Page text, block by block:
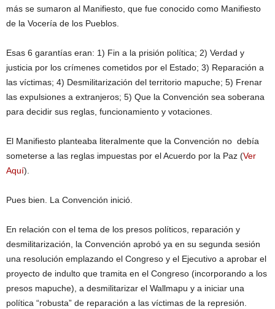
más se sumaron al Manifiesto, que fue conocido como Manifiesto
de la Vocería de los Pueblos.
Esas 6 garantías eran: 1) Fin a la prisión política; 2) Verdad y
justicia por los crímenes cometidos por el Estado; 3) Reparación a
las víctimas; 4) Desmilitarización del territorio mapuche; 5) Frenar
las expulsiones a extranjeros; 5) Que la Convención sea soberana
para decidir sus reglas, funcionamiento y votaciones.
El Manifiesto planteaba literalmente que la Convención no debía
someterse a las reglas impuestas por el Acuerdo por la Paz (Ver
Aquí).
Pues bien. La Convención inició.
En relación con el tema de los presos políticos, reparación y
desmilitarización, la Convención aprobó ya en su segunda sesión
una resolución emplazando el Congreso y el Ejecutivo a aprobar el
proyecto de indulto que tramita en el Congreso (incorporando a los
presos mapuche), a desmilitarizar el Wallmapu y a iniciar una
política “robusta” de reparación a las víctimas de la represión.